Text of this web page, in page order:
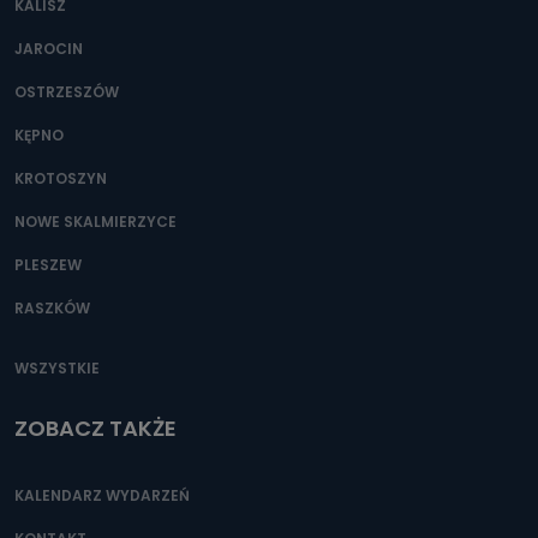
Można to zrobić pod numerem telefonu 62 735-51-05 lub
KALISZ
JAROCIN
OSTRZESZÓW
KĘPNO
KROTOSZYN
NOWE SKALMIERZYCE
PLESZEW
RASZKÓW
WSZYSTKIE
ZOBACZ TAKŻE
KALENDARZ WYDARZEŃ